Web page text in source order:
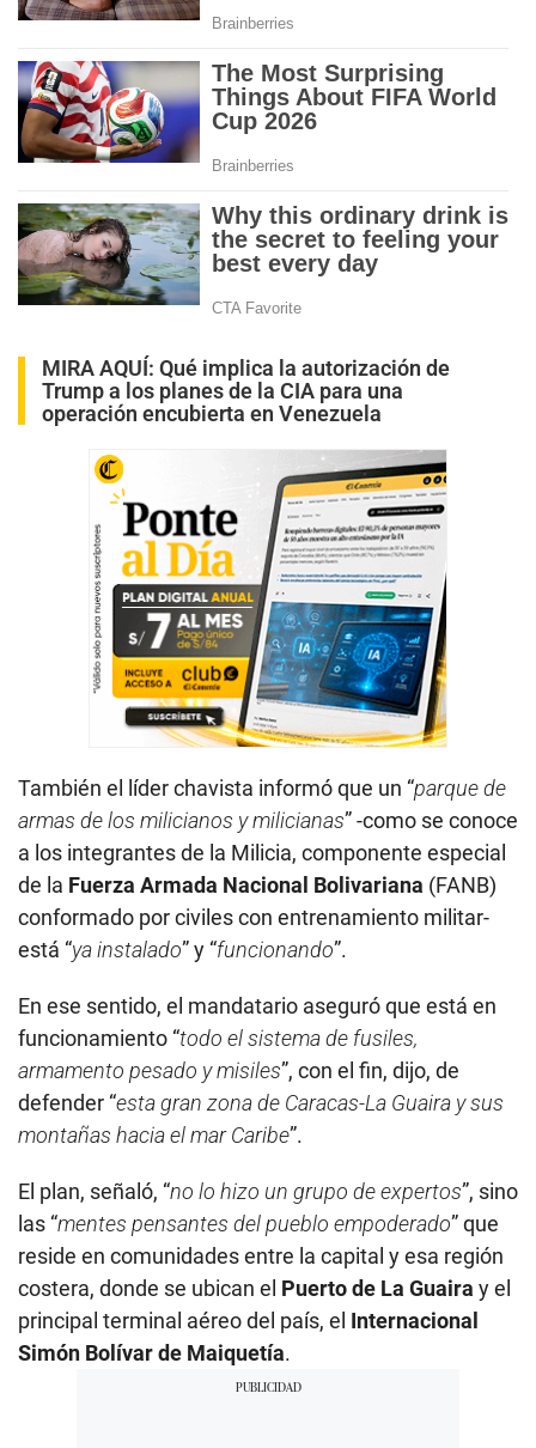
MIRA AQUÍ: Qué implica la autorización de
Trump a los planes de la CIA para una
operación encubierta en Venezuela
También el líder chavista informó que un “parque de
armas de los milicianos y milicianas” -como se conoce
a los integrantes de la Milicia, componente especial
de la Fuerza Armada Nacional Bolivariana (FANB)
conformado por civiles con entrenamiento militar-
está “ya instalado” y “funcionando”.
En ese sentido, el mandatario aseguró que está en
funcionamiento “todo el sistema de fusiles,
armamento pesado y misiles”, con el fin, dijo, de
defender “esta gran zona de Caracas-La Guaira y sus
montañas hacia el mar Caribe”.
El plan, señaló, “no lo hizo un grupo de expertos”, sino
las “mentes pensantes del pueblo empoderado” que
reside en comunidades entre la capital y esa región
costera, donde se ubican el Puerto de La Guaira y el
principal terminal aéreo del país, el Internacional
Simón Bolívar de Maiquetía.